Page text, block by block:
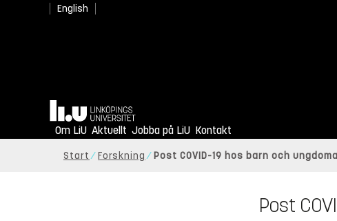
English
Hem
Om LiU Aktuellt Jobba på LiU Kontakt
Start Forskning Post COVID-19 hos barn och
Post